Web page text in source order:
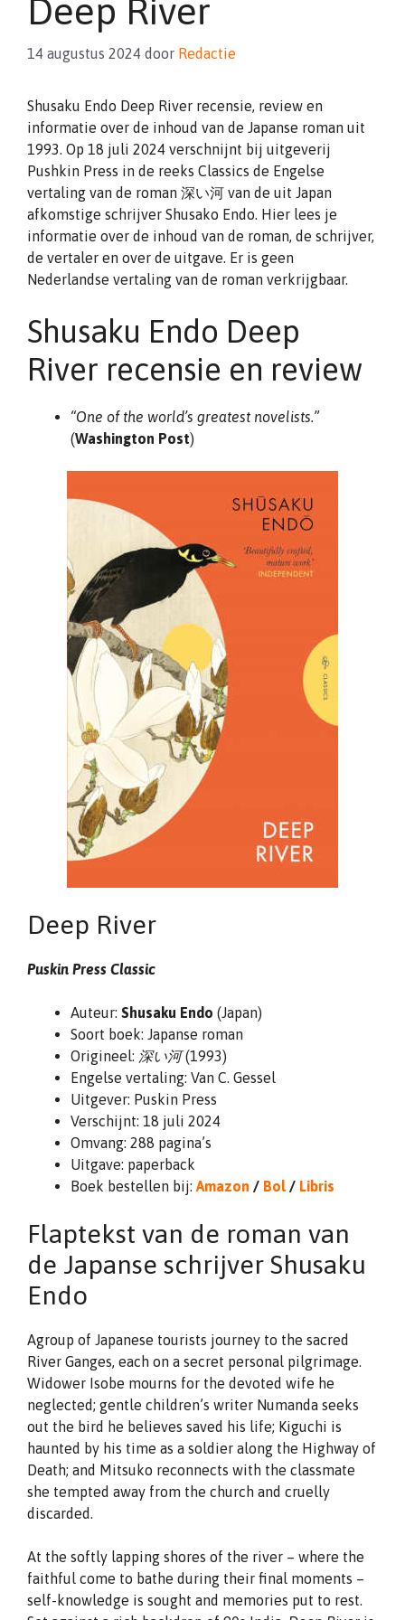
Deep River
14 augustus 2024 door Redactie
Shusaku Endo Deep River recensie, review en
informatie over de inhoud van de Japanse roman uit
1993. Op 18 juli 2024 verschnijnt bij uitgeverij
Pushkin Press in de reeks Classics de Engelse
vertaling van de roman 深い河 van de uit Japan
afkomstige schrijver Shusako Endo. Hier lees je
informatie over de inhoud van de roman, de schrijver,
de vertaler en over de uitgave. Er is geen
Nederlandse vertaling van de roman verkrijgbaar.
Shusaku Endo Deep
River recensie en review
“One of the world’s greatest novelists.”
(Washington Post)
Deep River
Puskin Press Classic
Auteur: Shusaku Endo (Japan)
Soort boek: Japanse roman
Origineel: 深い河(1993)
Engelse vertaling: Van C. Gessel
Uitgever: Puskin Press
Verschijnt: 18 juli 2024
Omvang: 288 pagina’s
Uitgave: paperback
Boek bestellen bij: Amazon / Bol / Libris
Flaptekst van de roman van
de Japanse schrijver Shusaku
Endo
Agroup of Japanese tourists journey to the sacred
River Ganges, each on a secret personal pilgrimage.
Widower Isobe mourns for the devoted wife he
neglected; gentle children’s writer Numanda seeks
out the bird he believes saved his life; Kiguchi is
haunted by his time as a soldier along the Highway of
Death; and Mitsuko reconnects with the classmate
she tempted away from the church and cruelly
discarded.
At the softly lapping shores of the river – where the
faithful come to bathe during their final moments –
self-knowledge is sought and memories put to rest.